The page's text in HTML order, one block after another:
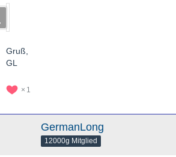
Gruß,
GL
1
GermanLong
12000g Mitglied